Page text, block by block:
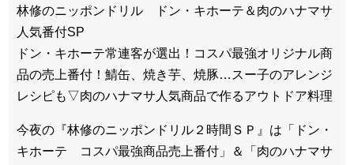
林修のニッポンドリル ドン・キホーテ＆肉のハナマサ
人気番付SP
ドン・キホーテ常連客が選出！コスパ最強オリジナル商
品の売上番付！鯖缶、焼き芋、焼豚…スー子のアレンジ
レシピも▽肉のハナマサ人気商品で作るアウトドア料理
今夜の『林修のニッポンドリル２時間ＳＰ』は「ドン・
キホーテ コスパ最強商品売上番付」＆「肉のハナマサ